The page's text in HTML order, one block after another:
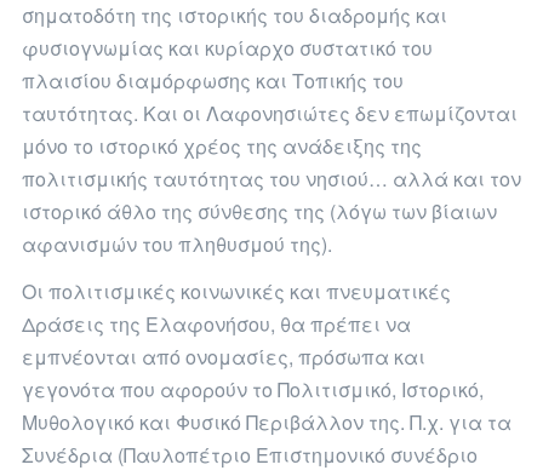
σηματοδότη της ιστορικής του διαδρομής και
φυσιογνωμίας και κυρίαρχο συστατικό του
πλαισίου διαμόρφωσης και Τοπικής του
ταυτότητας. Και οι Λαφονησιώτες δεν επωμίζονται
μόνο το ιστορικό χρέος της ανάδειξης της
πολιτισμικής ταυτότητας του νησιού… αλλά και τον
ιστορικό άθλο της σύνθεσης της (λόγω των βίαιων
αφανισμών του πληθυσμού της).
Οι πολιτισμικές κοινωνικές και πνευματικές
Δράσεις της Ελαφονήσου, θα πρέπει να
εμπνέονται από ονομασίες, πρόσωπα και
γεγονότα που αφορούν το Πολιτισμικό, Ιστορικό,
Μυθολογικό και Φυσικό Περιβάλλον της. Π.χ. για τα
Συνέδρια (Παυλοπέτριο Επιστημονικό συνέδριο